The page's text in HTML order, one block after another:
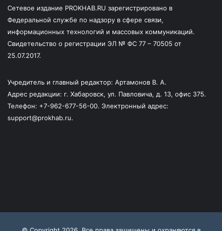
Сетевое издание PROKHAB.RU зарегистрировано в
Федеральной службе по надзору в сфере связи,
информационных технологий и массовых коммуникаций.
Свидетельство о регистрации ЭЛ № ФС 77 – 70505 от
25.07.2017.
Учредитель и главный редактор: Артамонов В. А.
Адрес редакции: г. Хабаровск, ул. Павловича, д. 13, офис 375.
Телефон: +7-962-677-56-00. Электронный адрес:
support@prokhab.ru.